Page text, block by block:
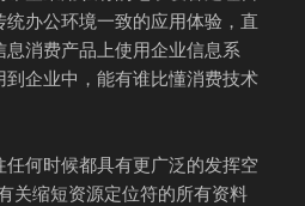
办公环境一致的应用体验，直
消费产品上使用企业信息系
企业中，能有谁比懂消费技术
何时候都具有更广泛的发挥空
关缩短资源定位符的所有资料